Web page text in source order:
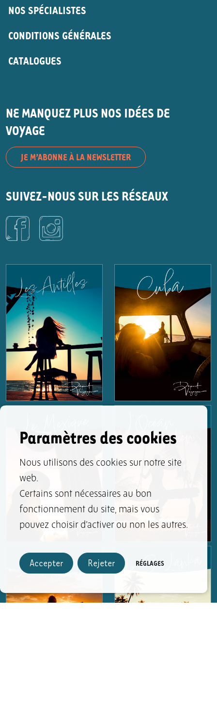
Paramètres des cookies
Nous utilisons des cookies sur notre site
web.
Certains sont nécessaires au bon
fonctionnement du site, mais vous
pouvez choisir d’activer ou non les autres.
Accepter Rejeter RÉGLAGES
NOS SPÉCIALISTES
CONDITIONS GÉNÉRALES
CATALOGUES
NE MANQUEZ PLUS NOS IDÉES DE
VOYAGE
JE M’ABONNE À LA NEWSLETTER
SUIVEZ-NOUS SUR LES RÉSEAUX